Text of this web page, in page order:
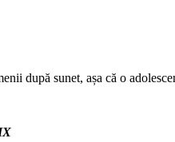
după sunet, așa că o